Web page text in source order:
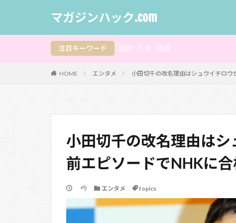
マガジンハック.com
注目キーワード
HOME エンタメ 小田切千の改名理由はシュウイチロウ
小田切千の改名理由は
前エピソードでNHKに合
エンタメ topics